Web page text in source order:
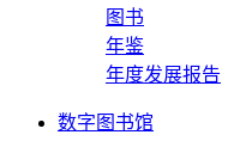
图书
年鉴
年度发展报告
数字图书馆